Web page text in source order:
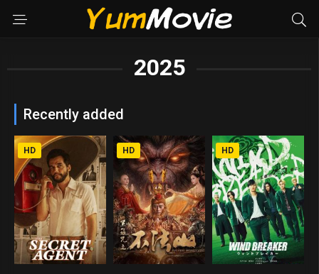
2025
Recently added
HD HD HD